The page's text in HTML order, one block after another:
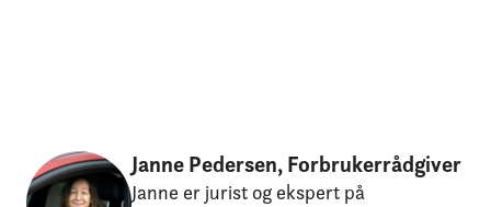
Janne Pedersen, Forbrukerrådgiver
Janne er jurist og ekspert på